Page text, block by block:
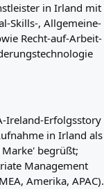
in Irland mit
Skills-, Allgemeine-
Recht-auf-Arbeit-
Ireland-Erfolgsstory
in Irland als
begrüßt;
Management
Amerika, APAC).